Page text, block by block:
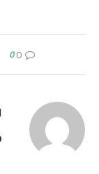
0 comment
0